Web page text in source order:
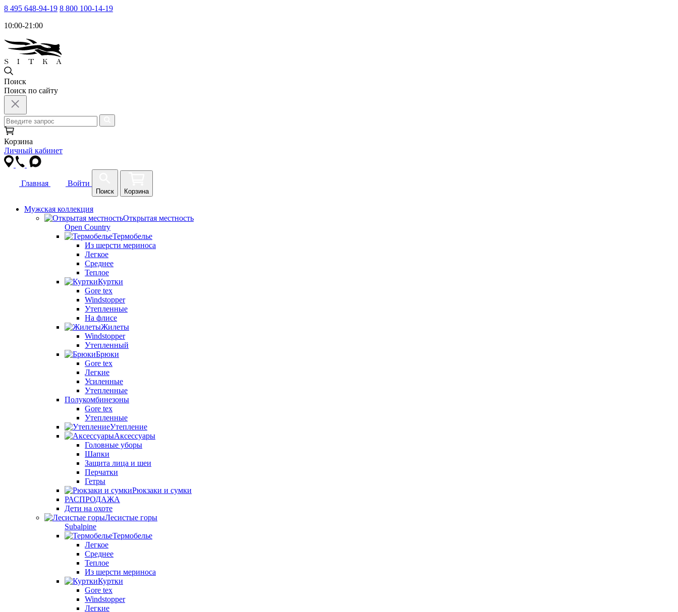
8 495 648-94-19 8 800 100-14-19
10:00-21:00
Поиск
Поиск по сайту
Корзина
Личный кабинет
Главная Войти
Поиск Корзина
Мужская коллекция
Открытая местность
Open Country
Термобелье
Из шерсти мериноса
Легкое
Среднее
Теплое
Куртки
Gore tex
Windstopper
Утепленные
На флисе
Жилеты
Windstopper
Утепленный
Брюки
Gore tex
Легкие
Усиленные
Утепленные
Полукомбинезоны
Gore tex
Утепленные
Утепление
Аксессуары
Головные уборы
Шапки
Защита лица и шеи
Перчатки
Гетры
Рюкзаки и сумки
РАСПРОДАЖА
Дети на охоте
Лесистые горы
Subalpine
Термобелье
Легкое
Среднее
Теплое
Из шерсти мериноса
Куртки
Gore tex
Windstopper
Легкие